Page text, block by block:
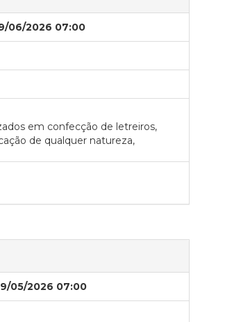
06/2026 07:00
em confecção de letreiros,
de qualquer natureza,
05/2026 07:00